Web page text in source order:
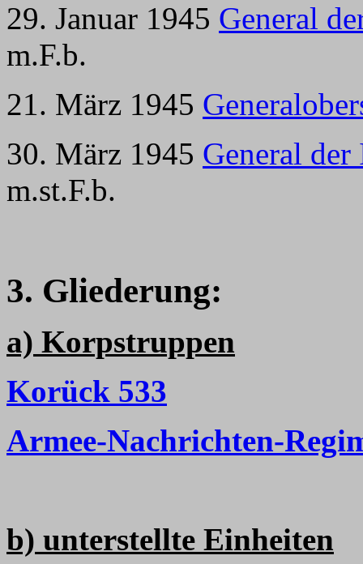
29. Januar 1945 General
m.F.b.
21. März 1945
30. März 1945 General
m.st.F.b.
3. Gliederung:
a) Korpstruppen
Korück 533
Armee-Nachrichten-
b) unterstellte Einheiten